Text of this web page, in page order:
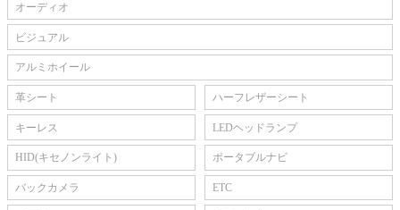
オーディオ
ビジュアル
アルミホイール
革シート ハーフレザーシート
キーレス LEDヘッドランプ
HID(キセノンライト) ポータブルナビ
バックカメラ ETC